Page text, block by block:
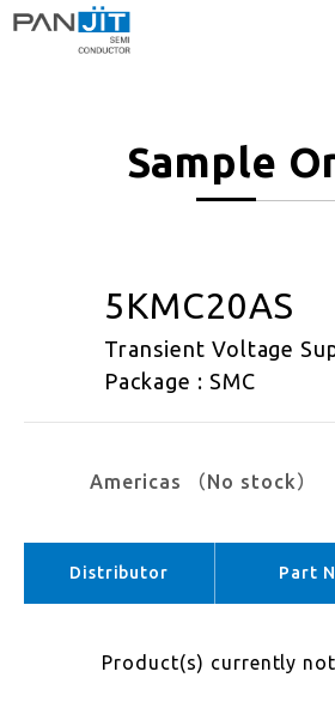
Sample
5KMC20AS
Transient Voltage
Package : SMC
Americas （No stock）
APAC （No stock）
Distributor Part
Product(s) currently